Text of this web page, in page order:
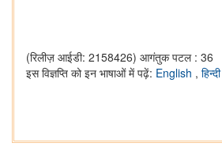
(रिलीज़ आईडी: 2158426) आगंतुक पटल : 36
इस विज्ञप्ति को इन भाषाओं में पढ़ें: English , हिन्दी